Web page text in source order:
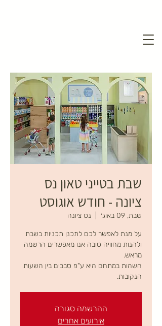
שבת בטייני טאון נס
ציונה - חודש אוגוסט
שבת, 09 באוג׳ נס ציונה
על מנת לאפשר לכם לתכנן תכניות בשבת
ולהנות מחוויה טובה אנו מאפשרים הרשמה
השהות במתחם היא ע"פ סבבים בין השעות
הנקובות.
ההרשמה סגורה
אירועים אחרים